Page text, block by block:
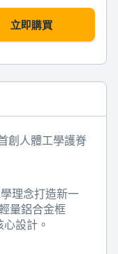
立即購買
創人體工學護脊
理念打造新一
量鋁合金框
設計。